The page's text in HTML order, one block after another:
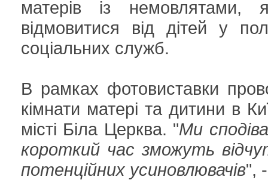
матерів із немовлятами,
відмовитися від дітей у
соціальних служб.
В рамках фотовиставки
кімнати матері та дитини в
місті Біла Церква. "Ми
короткий час зможуть
потенційних усиновлювачів",